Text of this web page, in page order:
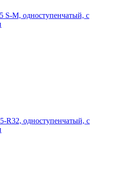
S-M, одноступенчатый, с
R32, одноступенчатый, с